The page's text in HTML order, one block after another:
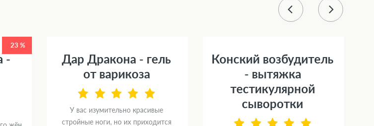
23 %
-
Дар Дракона - гель
от варикоза
У вас изумительно красивые
стройные ноги, но их приходится
Конский возбудитель
- вытяжка
тестикулярной
сыворотки